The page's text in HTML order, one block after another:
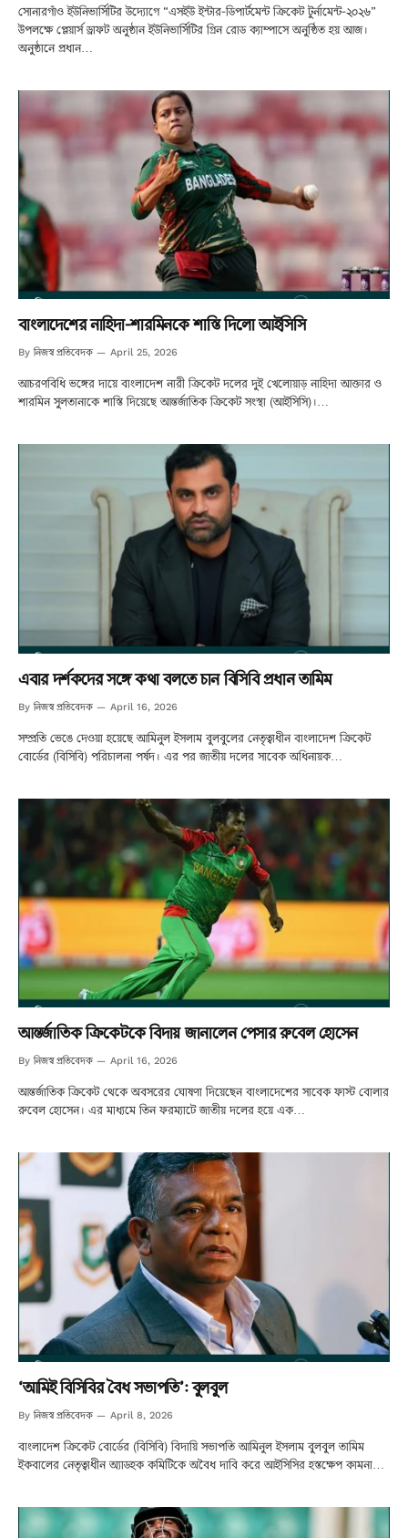
সোনারগাঁও ইউনিভার্সিটির উদ্যোগে “এসইউ ইন্টার-ডিপার্টমেন্ট ক্রিকেট টুর্নামেন্ট-২০২৬”
উপলক্ষে প্লেয়ার্স ড্রাফট অনুষ্ঠান ইউনিভার্সিটির গ্রিন রোড ক্যাম্পাসে অনুষ্ঠিত হয় আজ।
অনুষ্ঠানে প্রধান…
বাংলাদেশের নাহিদা-শারমিনকে শাস্তি দিলো আইসিসি
By নিজস্ব প্রতিবেদক April 25, 2026
আচরণবিধি ভঙ্গের দায়ে বাংলাদেশ নারী ক্রিকেট দলের দুই খেলোয়াড় নাহিদা আক্তার ও
শারমিন সুলতানাকে শাস্তি দিয়েছে আন্তর্জাতিক ক্রিকেট সংস্থা (আইসিসি)।…
এবার দর্শকদের সঙ্গে কথা বলতে চান বিসিবি প্রধান তামিম
By নিজস্ব প্রতিবেদক April 16, 2026
সম্প্রতি ভেঙে দেওয়া হয়েছে আমিনুল ইসলাম বুলবুলের নেতৃত্বাধীন বাংলাদেশ ক্রিকেট
বোর্ডের (বিসিবি) পরিচালনা পর্ষদ। এর পর জাতীয় দলের সাবেক অধিনায়ক…
আন্তর্জাতিক ক্রিকেটকে বিদায় জানালেন পেসার রুবেল হোসেন
By নিজস্ব প্রতিবেদক April 16, 2026
আন্তর্জাতিক ক্রিকেট থেকে অবসরের ঘোষণা দিয়েছেন বাংলাদেশের সাবেক ফাস্ট বোলার
রুবেল হোসেন। এর মাধ্যমে তিন ফরম্যাটে জাতীয় দলের হয়ে এক…
‘আমিই বিসিবির বৈধ সভাপতি’: বুলবুল
By নিজস্ব প্রতিবেদক April 8, 2026
বাংলাদেশ ক্রিকেট বোর্ডের (বিসিবি) বিদায়ি সভাপতি আমিনুল ইসলাম বুলবুল তামিম
ইকবালের নেতৃত্বাধীন অ্যাডহক কমিটিকে অবৈধ দাবি করে আইসিসির হস্তক্ষেপ কামনা…